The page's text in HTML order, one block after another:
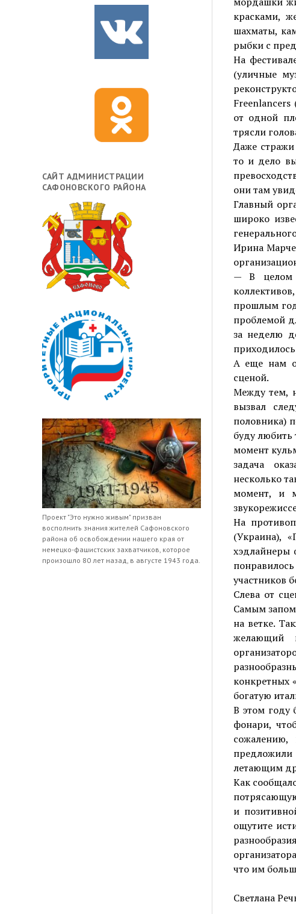
САЙТ АДМИНИСТРАЦИИ
САФОНОВСКОГО РАЙОНА
Проект "Это нужно живым" призван
восполнить знания жителей Сафоновского
района об освобождении нашего края от
немецко-фашистских захватчиков, которое
произошло 80 лет назад, в августе 1943 года.
красками,
шахматы,
рыбки с
На
(уличные
от одной
трясли
Даже
то и дело
они там
Главный
широко
Ирина
— В целом
прошлым
проблемой
за неделю
А еще нам
сценой.
Между тем,
вызвал
половника)
буду любить
момент
задача
несколько
момент, и
На
(Украина),
хэдлайнеры
участников
Слева от
Самым
на ветке.
желающий
конкретных
богатую
В этом году
фонари,
летающим
Как
и
ощутите
что им
Светлана